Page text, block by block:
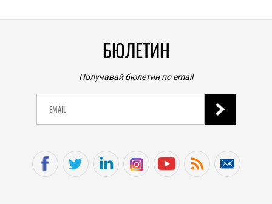
БЮЛЕТИН
Получавай бюлетин по email